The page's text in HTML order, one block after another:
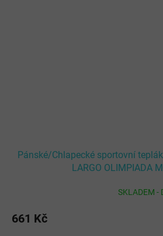
Pánské/Chlapecké sportovní
LARGO OLIMPIADA
SKLADEM -
661 Kč